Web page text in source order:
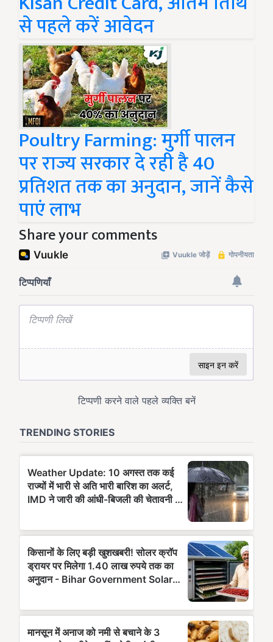
से पहले करें आवेदन
Poultry Farming: मुर्गी पालन
पर राज्य सरकार दे रही है 40
प्रतिशत तक का अनुदान, जानें कैसे
पाएं लाभ
Share your comments